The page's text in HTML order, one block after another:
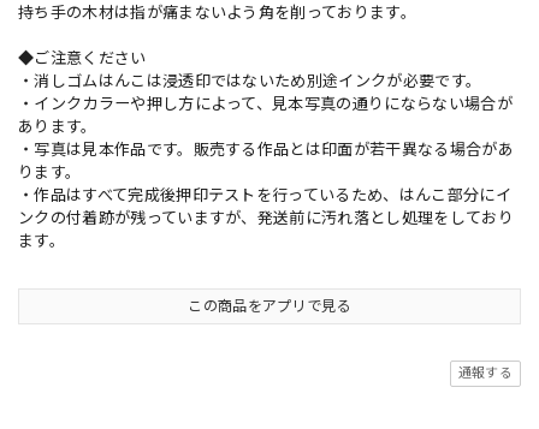
持ち手の木材は指が痛まないよう角を削っております。
◆ご注意ください
・消しゴムはんこは浸透印ではないため別途インクが必要です。
・インクカラーや押し方によって、見本写真の通りにならない場合が
あります。
・写真は見本作品です。販売する作品とは印面が若干異なる場合があ
ります。
・作品はすべて完成後押印テストを行っているため、はんこ部分にイ
ンクの付着跡が残っていますが、発送前に汚れ落とし処理をしており
ます。
この商品をアプリで見る
通報する